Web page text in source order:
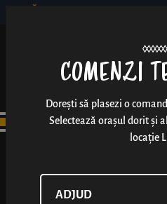
COMENZI
Dorești să plasezi o
Selectează orașul dorit și
locație